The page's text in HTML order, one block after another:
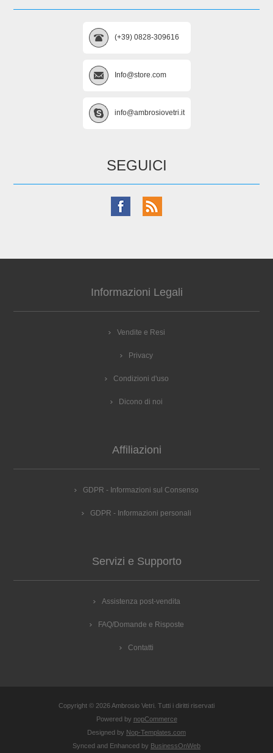
(+39) 0828-309616
Info@store.com
info@ambrosiovetri.it
SEGUICI
Informazioni Legali
Vendite e Resi
Privacy
Condizioni d'uso
Dicono di noi
Affiliazioni
GDPR - Informazioni sul Consenso
GDPR - Informazioni personali
Servizi e Supporto
Assistenza post-vendita
FAQ/Domande e Risposte
Contatti
Copyright © 2026 Ambrosio Vetri. Tutti i diritti riservati
Powered by nopCommerce
Designed by Nop-Templates.com
Synced and Enhanced by BusinessOnWeb